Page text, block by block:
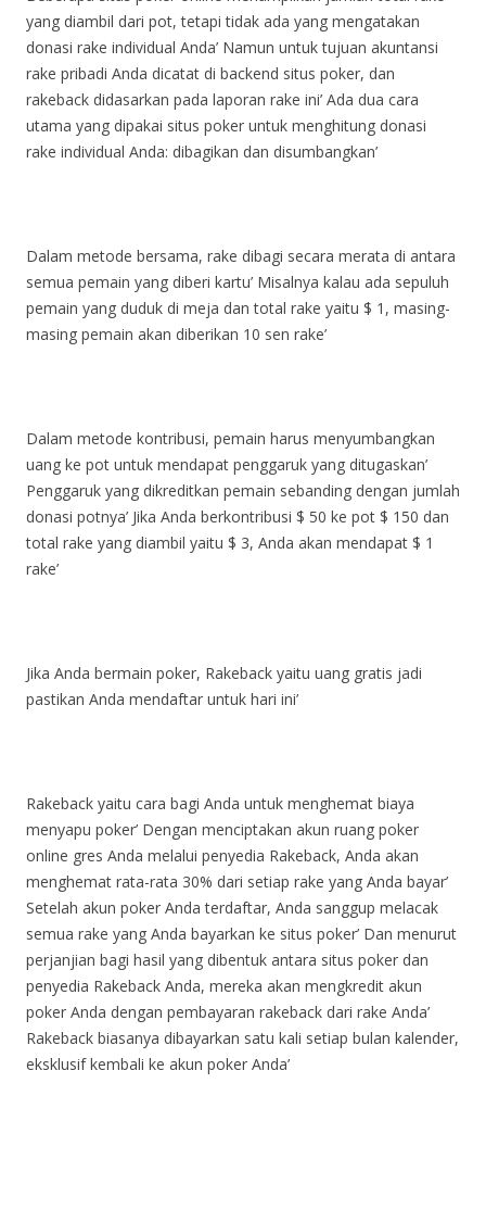
yang diambil dari pot, tetapi tidak ada yang mengatakan
donasi rake individual Anda’ Namun untuk tujuan akuntansi
rake pribadi Anda dicatat di backend situs poker, dan
rakeback didasarkan pada laporan rake ini’ Ada dua cara
utama yang dipakai situs poker untuk menghitung donasi
rake individual Anda: dibagikan dan disumbangkan’
Dalam metode bersama, rake dibagi secara merata di antara
semua pemain yang diberi kartu’ Misalnya kalau ada sepuluh
pemain yang duduk di meja dan total rake yaitu $ 1, masing-
masing pemain akan diberikan 10 sen rake’
Dalam metode kontribusi, pemain harus menyumbangkan
uang ke pot untuk mendapat penggaruk yang ditugaskan’
Penggaruk yang dikreditkan pemain sebanding dengan jumlah
donasi potnya’ Jika Anda berkontribusi $ 50 ke pot $ 150 dan
total rake yang diambil yaitu $ 3, Anda akan mendapat $ 1
rake’
Jika Anda bermain poker, Rakeback yaitu uang gratis jadi
pastikan Anda mendaftar untuk hari ini’
Rakeback yaitu cara bagi Anda untuk menghemat biaya
menyapu poker’ Dengan menciptakan akun ruang poker
online gres Anda melalui penyedia Rakeback, Anda akan
menghemat rata-rata 30% dari setiap rake yang Anda bayar’
Setelah akun poker Anda terdaftar, Anda sanggup melacak
semua rake yang Anda bayarkan ke situs poker’ Dan menurut
perjanjian bagi hasil yang dibentuk antara situs poker dan
penyedia Rakeback Anda, mereka akan mengkredit akun
poker Anda dengan pembayaran rakeback dari rake Anda’
Rakeback biasanya dibayarkan satu kali setiap bulan kalender,
eksklusif kembali ke akun poker Anda’